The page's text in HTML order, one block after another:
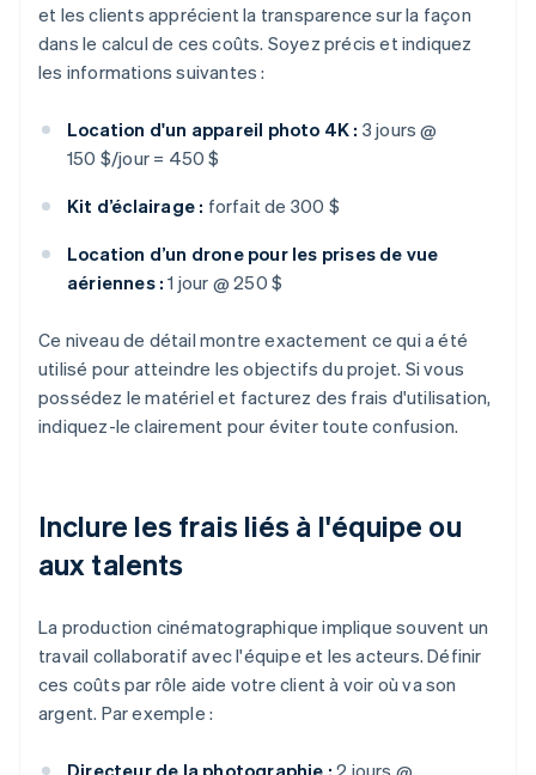
et les clients apprécient la transparence sur la façon
dans le calcul de ces coûts. Soyez précis et indiquez
les informations suivantes :
Location d'un appareil photo 4K : 3 jours @
150 $/jour = 450 $
Kit d’éclairage : forfait de 300 $
Location d’un drone pour les prises de vue
aériennes : 1 jour @ 250 $
Ce niveau de détail montre exactement ce qui a été
utilisé pour atteindre les objectifs du projet. Si vous
possédez le matériel et facturez des frais d'utilisation,
indiquez-le clairement pour éviter toute confusion.
Inclure les frais liés à l'équipe ou
aux talents
La production cinématographique implique souvent un
travail collaboratif avec l'équipe et les acteurs. Définir
ces coûts par rôle aide votre client à voir où va son
argent. Par exemple :